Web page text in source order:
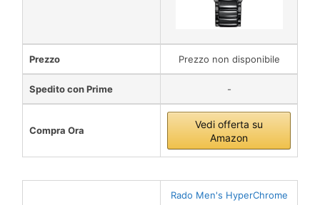
Prezzo Prezzo non disponibile
Spedito con Prime -
Compra Ora
Vedi offerta su
Amazon
Rado Men's HyperChrome